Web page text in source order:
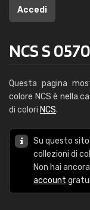
Accedi
NCS S
Questa pagina
colore NCS è nella
di colori NCS.
Su questo sito
collezioni di
Non hai
account